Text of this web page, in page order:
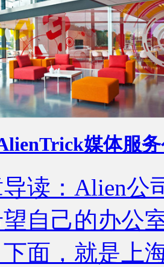
媒体服
读：Alien公
自己的办公
面，就是上